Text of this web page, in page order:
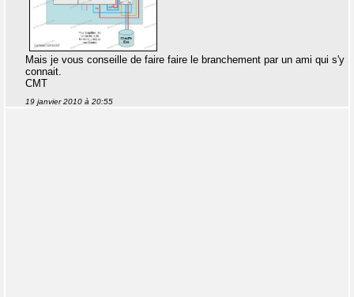
Mais je vous conseille de faire faire le branchement par un ami qui s'y
connait.
CMT
19 janvier 2010 à 20:55